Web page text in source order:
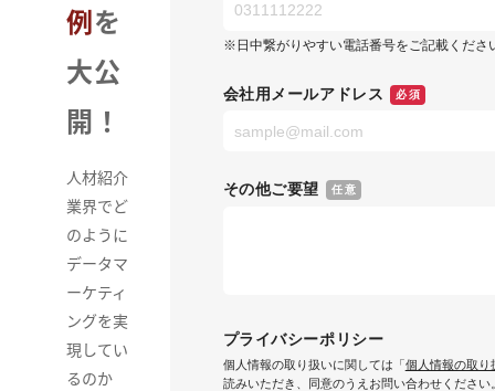
例を
大公
開！
人材紹介
業界でど
のように
データマ
ーケティ
ングを実
現してい
るのか
※日中繋がりやすい電話番号をご記載くださ
会社用メールアドレス 必須
その他ご要望 任意
プライバシーポリシー
個人情報の取り扱いに関しては「個人情報の取り
読みいただき、同意のうえお問い合わせください